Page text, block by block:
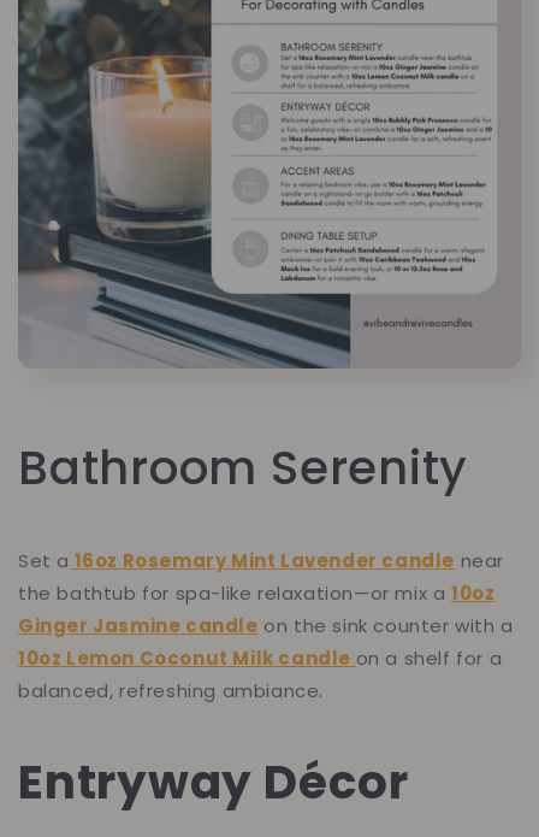
Bathroom Serenity
Set a 16oz Rosemary Mint Lavender candle near
the bathtub for spa-like relaxation—or mix a10oz
Ginger Jasmine candle on the sink counter with a
10oz Lemon Coconut Milk candle on a shelf for a
balanced, refreshing ambiance.
Entryway Décor